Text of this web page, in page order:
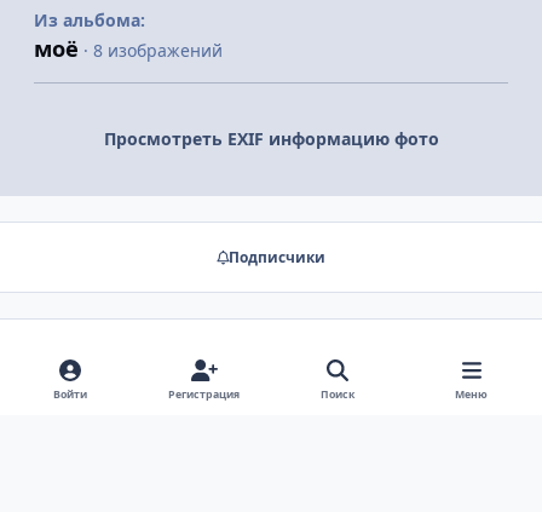
Из альбома:
моё · 8 изображений
Просмотреть EXIF информацию фото
Подписчики
Нет комментариев для отображения
Войти Регистрация Поиск Меню